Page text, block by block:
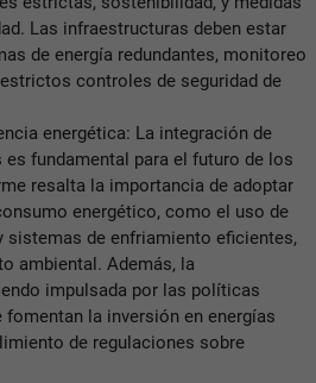
Las infraestructuras deben estar
de energía redundantes, monitoreo
controles de seguridad de
energética: La integración de
fundamental para el futuro de los
resalta la importancia de adoptar
energético, como el uso de
sistemas de enfriamiento eficientes,
ambiental. Además, la
impulsada por las políticas
fomentan la inversión en energías
de regulaciones sobre